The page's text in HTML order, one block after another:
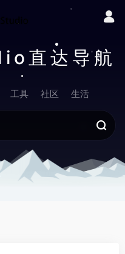
直达导航
工具 社区 生活